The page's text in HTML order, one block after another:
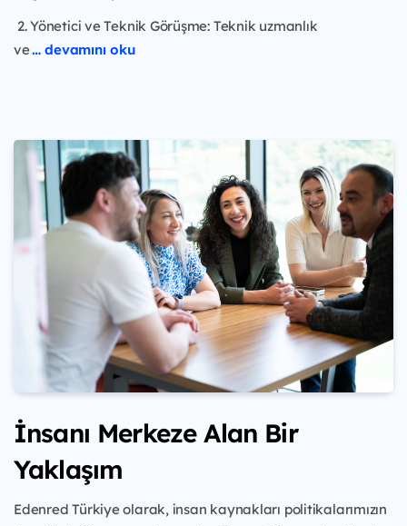
2. Yönetici ve Teknik Görüşme: Teknik uzmanlık
ve… devamını oku
İnsanı Merkeze Alan Bir
Yaklaşım
Edenred Türkiye olarak, insan kaynakları politikalarımızın